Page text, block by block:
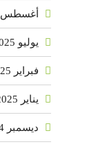
أغسطس 2025
يوليو 2025
فبراير 2025
يناير 2025
ديسمبر 2024